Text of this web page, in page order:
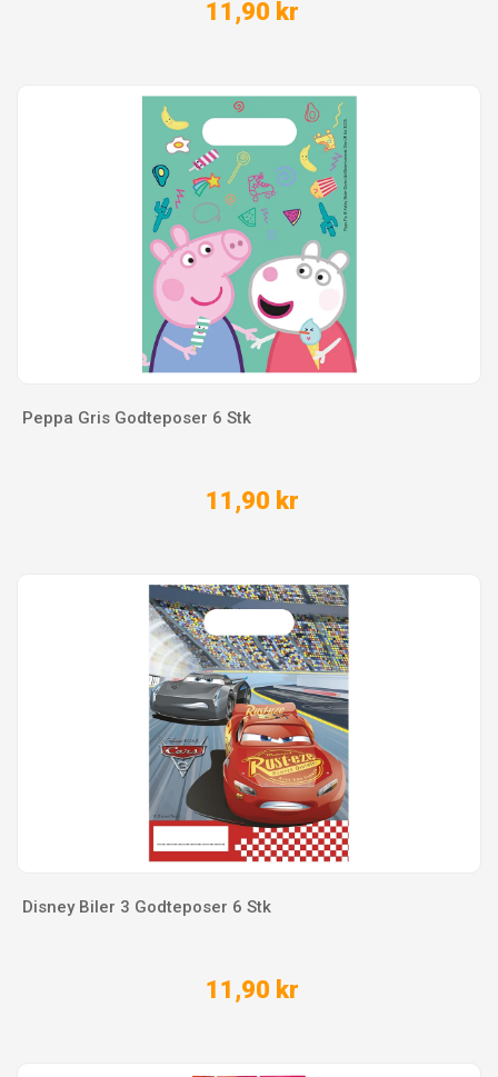
11,90 kr
Peppa Gris Godteposer 6 Stk
11,90 kr
Disney Biler 3 Godteposer 6 Stk
11,90 kr